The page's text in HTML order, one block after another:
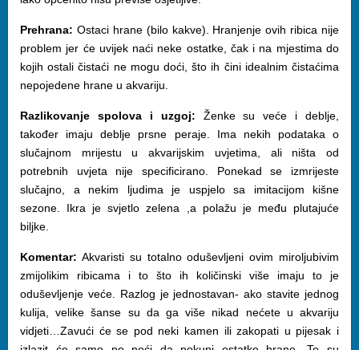
Prehrana: Ostaci hrane (bilo kakve). Hranjenje ovih ribica nije
problem jer će uvijek naći neke ostatke, čak i na mjestima do
kojih ostali čistaći ne mogu doći, što ih čini idealnim čistaćima
nepojedene hrane u akvariju.
Razlikovanje spolova i uzgoj: Ženke su veće i deblje,
također imaju deblje prsne peraje. Ima nekih podataka o
slučajnom mrijestu u akvarijskim uvjetima, ali ništa od
potrebnih uvjeta nije specificirano. Ponekad se izmrijeste
slučajno, a nekim ljudima je uspjelo sa imitacijom kišne
sezone. Ikra je svjetlo zelena ,a polažu je među plutajuće
biljke.
Komentar: Akvaristi su totalno oduševljeni ovim miroljubivim
zmijolikim ribicama i to što ih količinski više imaju to je
oduševljenje veće. Razlog je jednostavan- ako stavite jednog
kulija, velike šanse su da ga više nikad nećete u akvariju
vidjeti…Zavući će se pod neki kamen ili zakopati u pijesak i